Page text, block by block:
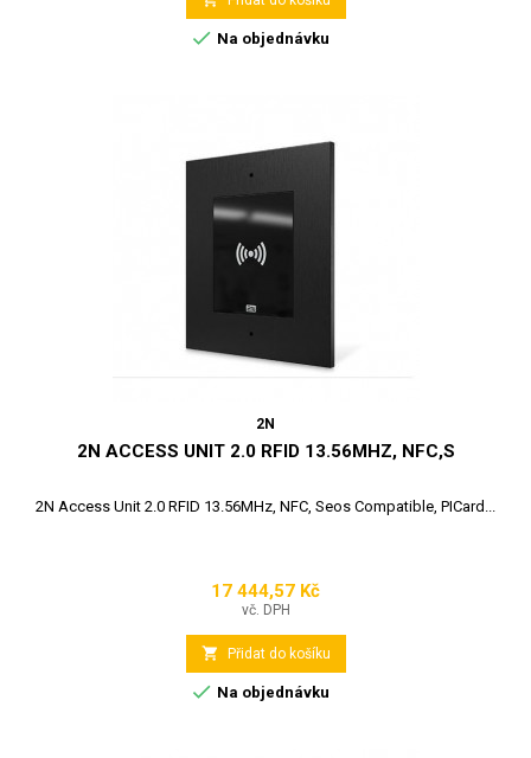
 Na objednávku
2N
2N ACCESS UNIT 2.0 RFID 13.56MHZ, NFC,S
2N Access Unit 2.0 RFID 13.56MHz, NFC, Seos Compatible, PICard...
Cena
17 444,57 Kč
vč. DPH
 Přidat do košíku
 Na objednávku